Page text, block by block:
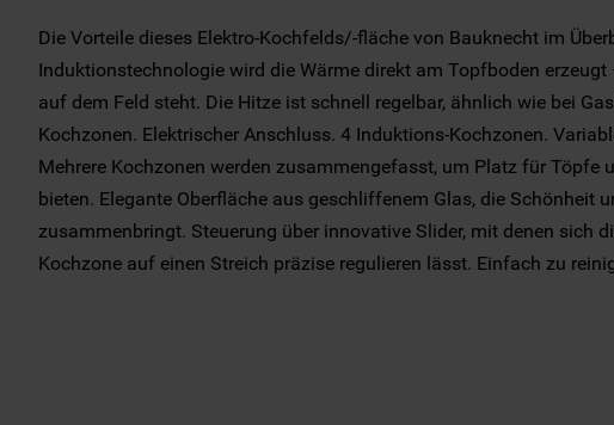
Die Vorteile dieses Elektro-Kochfelds/-fläche von Bauknecht im
Induktionstechnologie wird die Wärme direkt am Topfboden
auf dem Feld steht. Die Hitze ist schnell regelbar, ähnlich wie bei
Kochzonen. Elektrischer Anschluss. 4 Induktions-Kochzonen.
Mehrere Kochzonen werden zusammengefasst, um Platz für Töpfe
bieten. Elegante Oberfläche aus geschliffenem Glas, die Schönheit
zusammenbringt. Steuerung über innovative Slider, mit denen sich
Kochzone auf einen Streich präzise regulieren lässt. Einfach zu